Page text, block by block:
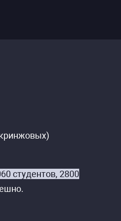
студентов, 2800